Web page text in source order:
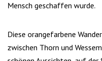
Mensch geschaffen wurde.
Diese orangefarbene
zwischen Thorn und